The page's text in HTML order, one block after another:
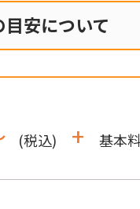
安について
(税込) + 基本